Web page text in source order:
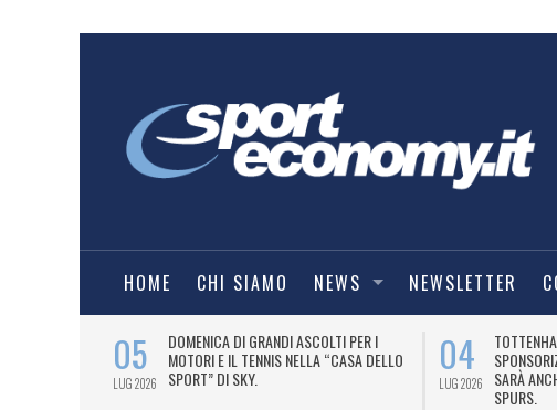
HOME CHI SIAMO NEWS NEWSLETTER
05
LUG 2026
DOMENICA DI GRANDI ASCOLTI PER I
MOTORI E IL TENNIS NELLA “CASA DELLO
SPORT” DI SKY.
04
LUG 2026
SARÀ
SPURS.